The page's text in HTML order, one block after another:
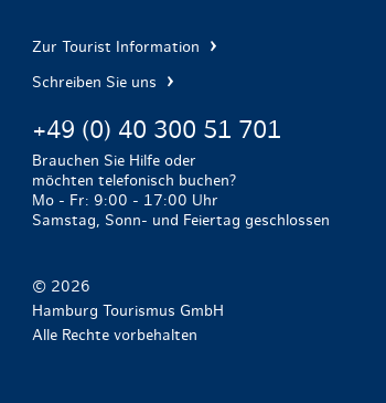
Zur Tourist Information
Schreiben Sie uns
+49 (0) 40 300 51 701
Brauchen Sie Hilfe oder
möchten telefonisch buchen?
Mo - Fr: 9:00 - 17:00 Uhr
Samstag, Sonn- und Feiertag geschlossen
© 2026
Hamburg Tourismus GmbH
Alle Rechte vorbehalten